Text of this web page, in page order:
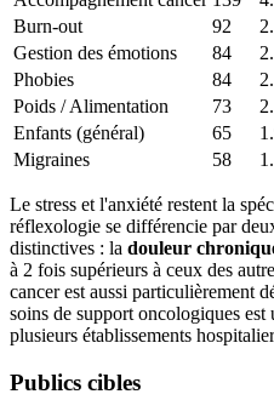
Burn-out
92
Gestion des émotions
84
Phobies
84
Poids / Alimentation
73
Enfants (général)
65
Migraines
58
Le stress et l'anxiété restent la
réflexologie se différencie par
distinctives : la douleur
à 2 fois supérieurs à ceux des
cancer est aussi particulièrement
soins de support oncologiques est
plusieurs établissements
Publics cibles